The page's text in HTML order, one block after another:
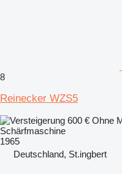
8
Reinecker WZS5
600 € Ohne
Schärfmaschine
1965
Deutschland, St.ingbert